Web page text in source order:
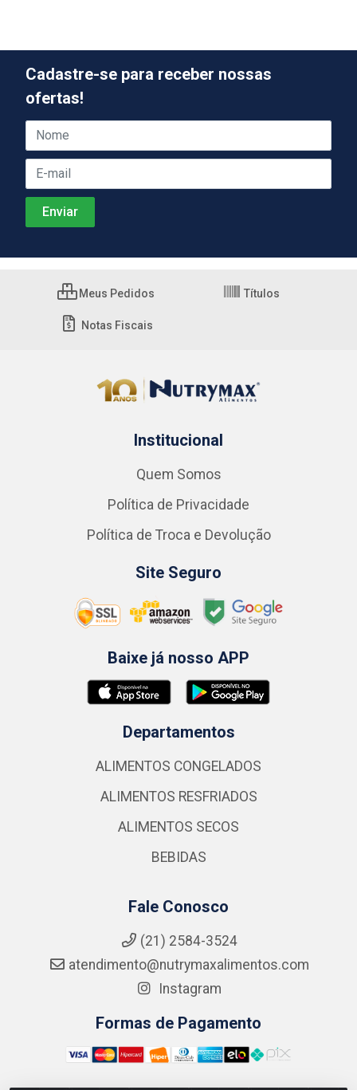
Cadastre-se para receber nossas
ofertas!
Meus Pedidos Títulos
Notas Fiscais
Institucional
Quem Somos
Política de Privacidade
Política de Troca e Devolução
Site Seguro
Baixe já nosso APP
Departamentos
ALIMENTOS CONGELADOS
ALIMENTOS RESFRIADOS
ALIMENTOS SECOS
BEBIDAS
Fale Conosco
(21) 2584-3524
atendimento@nutrymaxalimentos.com
Instagram
Formas de Pagamento